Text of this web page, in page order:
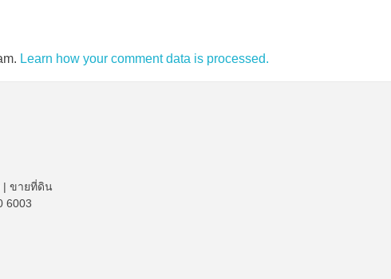
Learn how your comment data is processed.
| ขายที่ดิน
6003